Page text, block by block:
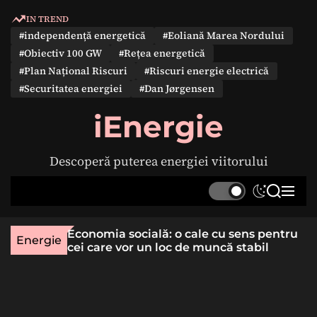
IN TREND
#independență energetică
#Eoliană Marea Nordului
#Obiectiv 100 GW
#Rețea energetică
#Plan Național Riscuri
#Riscuri energie electrică
#Securitatea energiei
#Dan Jørgensen
iEnergie
Descoperă puterea energiei viitorului
S
t
c
S
r
M
u
Energie
rară
Economia socială: o cale cu sens pentru
cei care vor un loc de muncă stabil